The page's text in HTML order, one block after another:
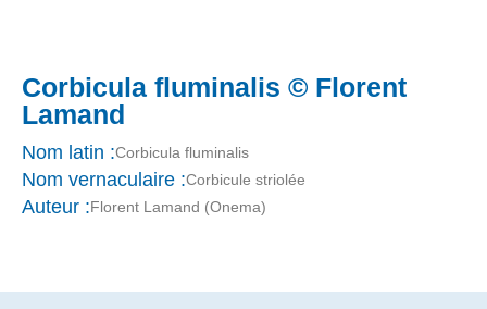
Corbicula fluminalis © Florent
Lamand
Nom latin :Corbicula fluminalis
Nom vernaculaire :Corbicule striolée
Auteur :Florent Lamand (Onema)